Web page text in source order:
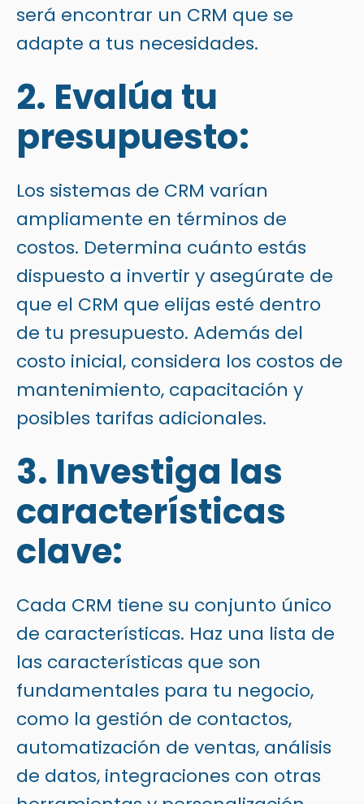
será encontrar un CRM que se
adapte a tus necesidades.
2. Evalúa tu
presupuesto:
Los sistemas de CRM varían
ampliamente en términos de
costos. Determina cuánto estás
dispuesto a invertir y asegúrate de
que el CRM que elijas esté dentro
de tu presupuesto. Además del
costo inicial, considera los costos de
mantenimiento, capacitación y
posibles tarifas adicionales.
3. Investiga las
características
clave:
Cada CRM tiene su conjunto único
de características. Haz una lista de
las características que son
fundamentales para tu negocio,
como la gestión de contactos,
automatización de ventas, análisis
de datos, integraciones con otras